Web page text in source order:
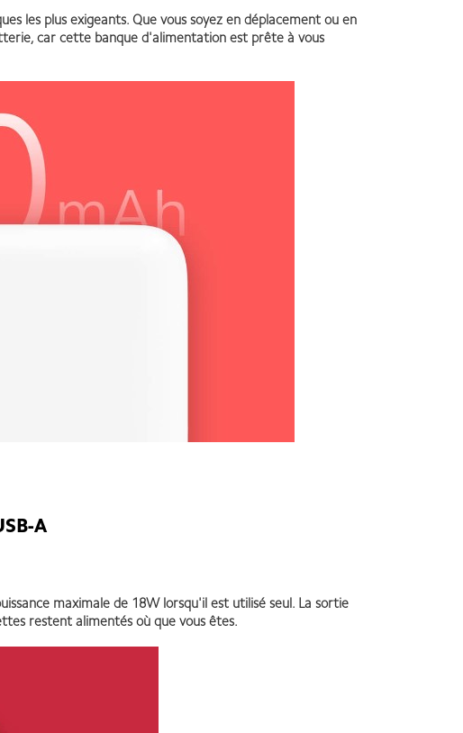
les plus exigeants. Que vous soyez en déplacement ou en
car cette banque d'alimentation est prête à vous
A
maximale de 18W lorsqu'il est utilisé seul. La sortie
restent alimentés où que vous êtes.